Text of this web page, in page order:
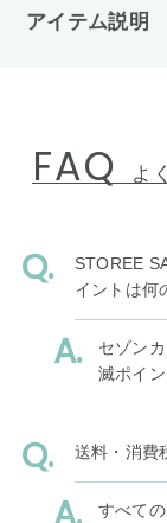
アイテム説明
FAQ よ
STOREE
イントは何
セゾン
滅ポイ
送料・消費
すべて